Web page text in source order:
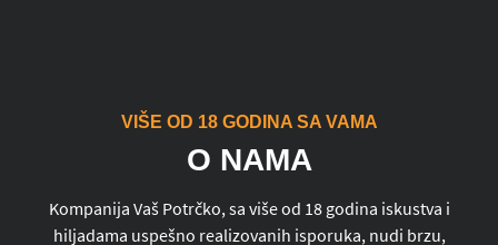
VIŠE OD 18 GODINA SA VAMA
O NAMA
Kompanija Vaš Potrčko, sa više od 18 godina iskustva i
hiljadama uspešno realizovanih isporuka, nudi brzu,